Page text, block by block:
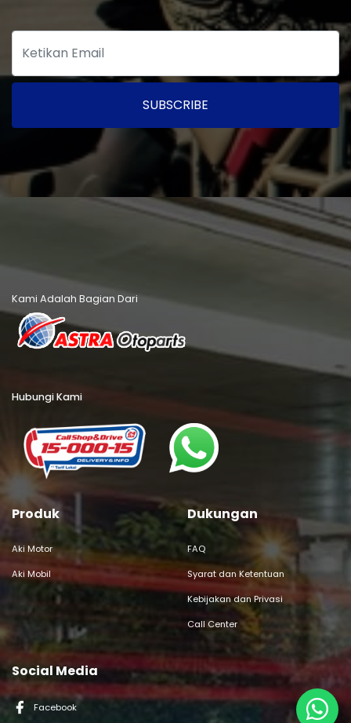
SUBSCRIBE
Kami Adalah Bagian Dari
Hubungi Kami
Produk
Aki Motor
Aki Mobil
Dukungan
FAQ
Syarat dan Ketentuan
Kebijakan dan Privasi
Call Center
Social Media
Facebook